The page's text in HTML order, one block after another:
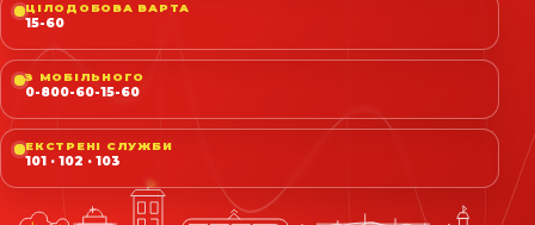
ЦІЛОДОБОВА ВАРТА
15-60
З МОБІЛЬНОГО
0-800-60-15-60
ЕКСТРЕНІ СЛУЖБИ
101 · 102 · 103